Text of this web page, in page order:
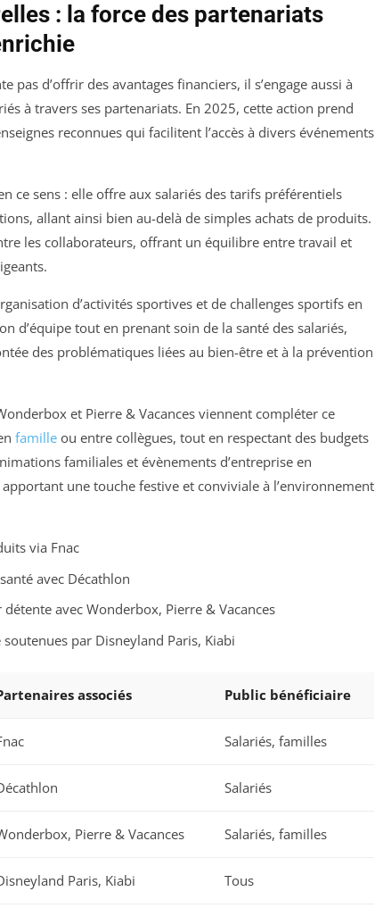
: la force des partenariats
pas d’offrir des avantages financiers, il s’engage aussi à
à travers ses partenariats. En 2025, cette action prend
reconnues qui facilitent l’accès à divers événements
ce sens : elle offre aux salariés des tarifs préférentiels
allant ainsi bien au-delà de simples achats de produits.
les collaborateurs, offrant un équilibre entre travail et
d’activités sportives et de challenges sportifs en
d’équipe tout en prenant soin de la santé des salariés,
des problématiques liées au bien-être et à la prévention
et Pierre & Vacances viennent compléter ce
famille ou entre collègues, tout en respectant des budgets
familiales et évènements d’entreprise en
une touche festive et conviviale à l’environnement
via Fnac
avec Décathlon
avec Wonderbox, Pierre & Vacances
par Disneyland Paris, Kiabi
associés Public bénéficiaire
Salariés, familles
Salariés
Pierre & Vacances Salariés, familles
Paris, Kiabi Tous